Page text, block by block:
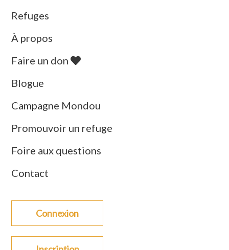
Refuges
À propos
Faire un don
Blogue
Campagne Mondou
Promouvoir un refuge
Foire aux questions
Contact
Connexion